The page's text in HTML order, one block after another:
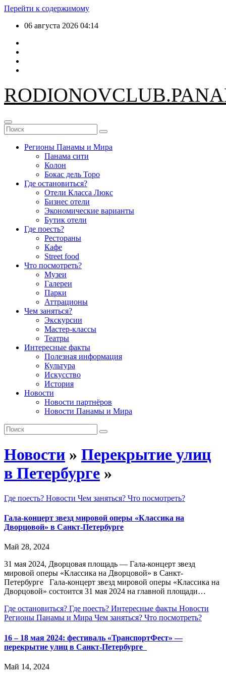
Перейти к содержимому
06 августа 2026 04:14
RODIONOV
Регионы Панамы и Мира
Панама сити
Колон
Бокас дель Торо
Где остановиться?
Отели Класса Люкс
Бизнес отели
Экономические варианты
Бутик отели
Где поесть?
Рестораны
Кафе
Street food
Что посмотреть?
Музеи
Галереи
Парки
Аттрационы
Чем заняться?
Экскурсии
Мастер-классы
Театры
Интересные факты
Полезная информация
Культура
Искусство
История
Новости
Новости партнёров
Новости Панамы и Мира
Новости » Перекрытие улиц
в Петербурге »
Где поесть? Новости Чем заняться? Что посмотреть?
Гала-концерт звезд мировой оперы «Классика на
Дворцовой» в Санкт-Петербурге
Май 28, 2024
31 мая 2024, Дворцовая площадь — Гала-концерт звезд
мировой оперы «Классика на Дворцовой» в Санкт-
Петербурге Гала-концерт звезд мировой оперы «Классика на
Дворцовой» состоится 31 мая 2024 на главной площади…
Где остановиться? Где поесть? Интересные факты Новости
Регионы Панамы и Мира Чем заняться? Что посмотреть?
16 – 18 мая 2024: фестиваль «ТранспортФест» —
перекрытие улиц в Санкт-Петербурге
Май 14, 2024